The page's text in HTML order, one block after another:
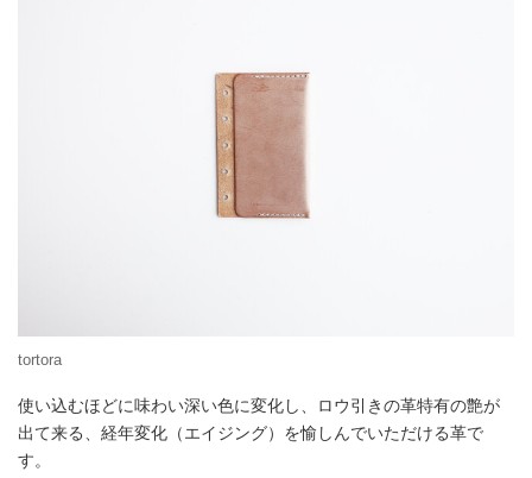
tortora
使い込むほどに味わい深い色に変化し、ロウ引きの革特有の艶が
出て来る、経年変化（エイジング）を愉しんでいただける革で
す。